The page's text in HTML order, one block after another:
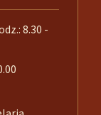
8.30 -